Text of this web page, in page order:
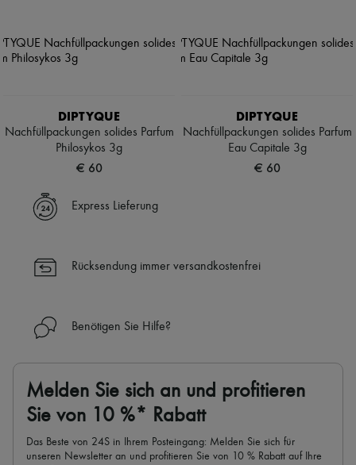
DIPTYQUE
Nachfüllpackungen solides Parfum
Philosykos 3g
€ 60
DIPTYQUE
Nachfüllpackungen solides Parfum
Eau Capitale 3g
€ 60
Express Lieferung
Rücksendung immer versandkostenfrei
Benötigen Sie Hilfe?
Melden Sie sich an und profitieren
Sie von 10 %* Rabatt
Das Beste von 24S in Ihrem Posteingang: Melden Sie sich für
unseren Newsletter an und profitieren Sie von 10 % Rabatt auf Ihre